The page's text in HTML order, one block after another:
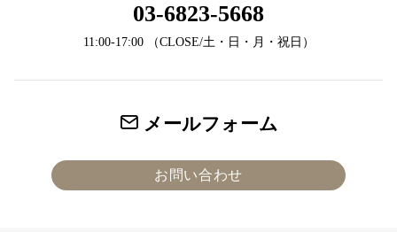
03-6823-5668
11:00-17:00 （CLOSE/土・日・月・祝日）
メールフォーム
お問い合わせ